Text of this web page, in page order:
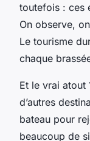
toutefois : ces
On observe,
Le tourisme
chaque
Et le vrai atout
d’autres
bateau pour
beaucoup de